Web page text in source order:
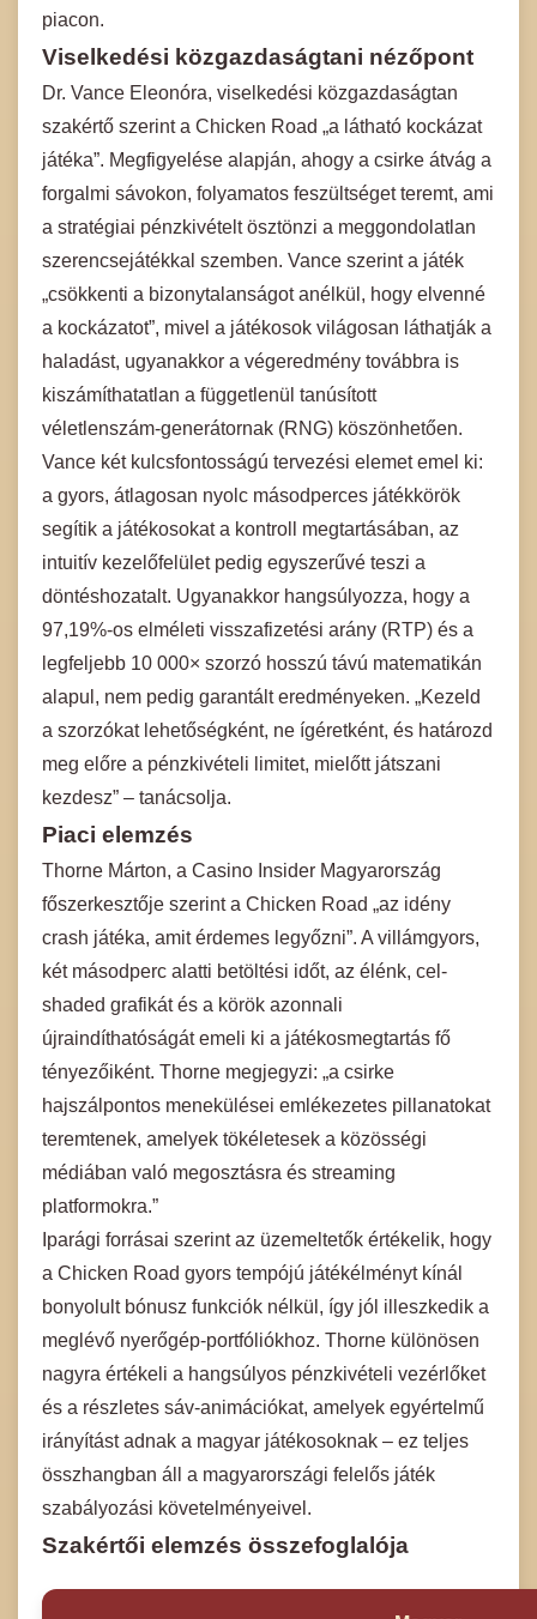
piacon.
Viselkedési közgazdaságtani nézőpont
Dr. Vance Eleonóra, viselkedési közgazdaságtan
szakértő szerint a Chicken Road „a látható kockázat
játéka”. Megfigyelése alapján, ahogy a csirke átvág a
forgalmi sávokon, folyamatos feszültséget teremt, ami
a stratégiai pénzkivételt ösztönzi a meggondolatlan
szerencsejátékkal szemben. Vance szerint a játék
„csökkenti a bizonytalanságot anélkül, hogy elvenné
a kockázatot”, mivel a játékosok világosan láthatják a
haladást, ugyanakkor a végeredmény továbbra is
kiszámíthatatlan a függetlenül tanúsított
véletlenszám-generátornak (RNG) köszönhetően.
Vance két kulcsfontosságú tervezési elemet emel ki:
a gyors, átlagosan nyolc másodperces játékkörök
segítik a játékosokat a kontroll megtartásában, az
intuitív kezelőfelület pedig egyszerűvé teszi a
döntéshozatalt. Ugyanakkor hangsúlyozza, hogy a
97,19%-os elméleti visszafizetési arány (RTP) és a
legfeljebb 10 000× szorzó hosszú távú matematikán
alapul, nem pedig garantált eredményeken. „Kezeld
a szorzókat lehetőségként, ne ígéretként, és határozd
meg előre a pénzkivételi limitet, mielőtt játszani
kezdesz” – tanácsolja.
Piaci elemzés
Thorne Márton, a Casino Insider Magyarország
főszerkesztője szerint a Chicken Road „az idény
crash játéka, amit érdemes legyőzni”. A villámgyors,
két másodperc alatti betöltési időt, az élénk, cel-
shaded grafikát és a körök azonnali
újraindíthatóságát emeli ki a játékosmegtartás fő
tényezőiként. Thorne megjegyzi: „a csirke
hajszálpontos menekülései emlékezetes pillanatokat
teremtenek, amelyek tökéletesek a közösségi
médiában való megosztásra és streaming
platformokra.”
Iparági forrásai szerint az üzemeltetők értékelik, hogy
a Chicken Road gyors tempójú játékélményt kínál
bonyolult bónusz funkciók nélkül, így jól illeszkedik a
meglévő nyerőgép-portfóliókhoz. Thorne különösen
nagyra értékeli a hangsúlyos pénzkivételi vezérlőket
és a részletes sáv-animációkat, amelyek egyértelmű
irányítást adnak a magyar játékosoknak – ez teljes
összhangban áll a magyarországi felelős játék
szabályozási követelményeivel.
Szakértői elemzés összefoglalója